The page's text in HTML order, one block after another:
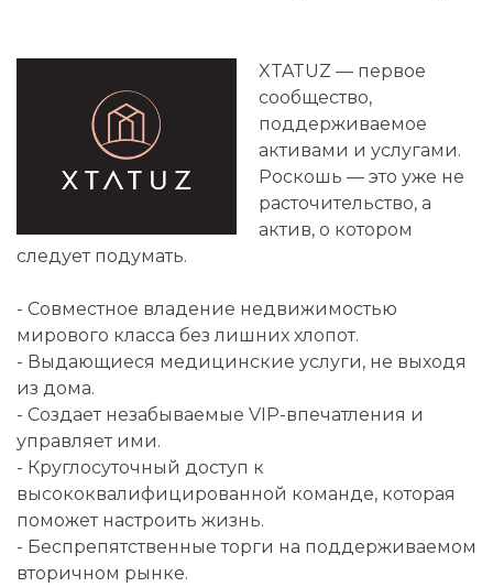
XTATUZ — первое
сообщество,
поддерживаемое
активами и услугами.
Роскошь — это уже не
расточительство, а
актив, о котором
следует подумать.
- Совместное владение недвижимостью
мирового класса без лишних хлопот.
- Выдающиеся медицинские услуги, не выходя
из дома.
- Создает незабываемые VIP-впечатления и
управляет ими.
- Круглосуточный доступ к
высококвалифицированной команде, которая
поможет настроить жизнь.
- Беспрепятственные торги на поддерживаемом
вторичном рынке.